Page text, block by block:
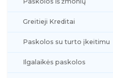
Greitieji Kreditai
Paskolos su turto įkeitimu
Ilgalaikės paskolos